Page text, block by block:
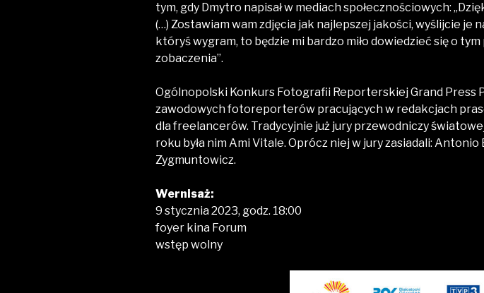
tym, gdy Dmytro napisał w mediach społecznościowych:
(…) Zostawiam wam zdjęcia jak najlepszej jakości, wyślijcie
któryś wygram, to będzie mi bardzo miło dowiedzieć się o
zobaczenia”.
Ogólnopolski Konkurs Fotografii Reporterskiej Grand Press
zawodowych fotoreporterów pracujących w redakcjach
dla freelancerów. Tradycyjnie już jury przewodniczy
roku była nim Ami Vitale. Oprócz niej w jury zasiadali:
Zygmuntowicz.
Wernisaż:
9 stycznia 2023, godz. 18:00
foyer kina Forum
wstęp wolny